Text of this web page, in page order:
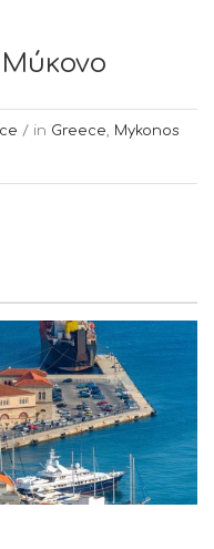
/ in Greece, Mykonos